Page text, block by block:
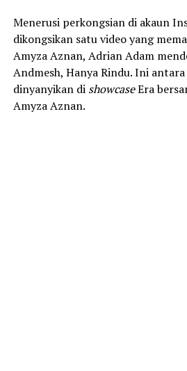
Menerusi perkongsian di akaun
dikongsikan satu video yang
Amyza Aznan, Adrian Adam
Andmesh, Hanya Rindu. Ini
dinyanyikan di showcaseEra
Amyza Aznan.